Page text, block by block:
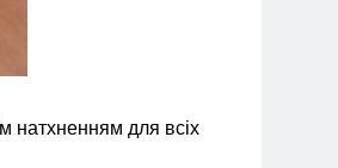
натхненням для всіх